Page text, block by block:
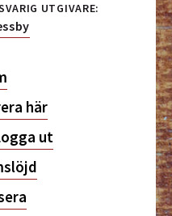
UTGIVARE:
här
ut